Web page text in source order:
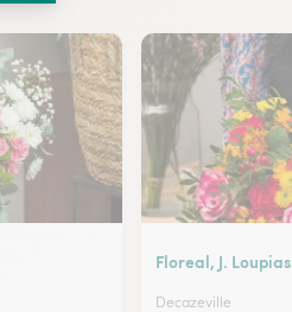
Floreal, J. Loupias
Decazeville